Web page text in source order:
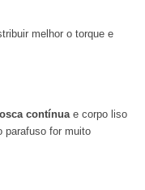
melhor o torque e
contínuae corpo liso
parafuso for muito